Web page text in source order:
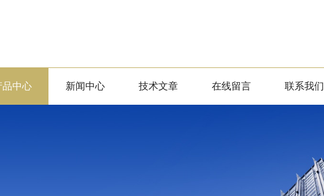
品中心 新闻中心 技术文章 在线留言 联系我们